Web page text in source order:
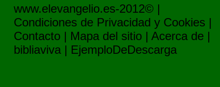
www.elevangelio.es-2012© |
Condiciones de Privacidad y Cookies |
Contacto | Mapa del sitio | Acerca de |
bibliaviva | EjemploDeDescarga